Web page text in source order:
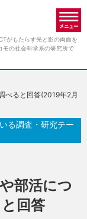
がもたらす光と影の両面を
モの社会科学系の研究所で
べると回答(2019年2月
部活につ
回答
る調査・研究テー